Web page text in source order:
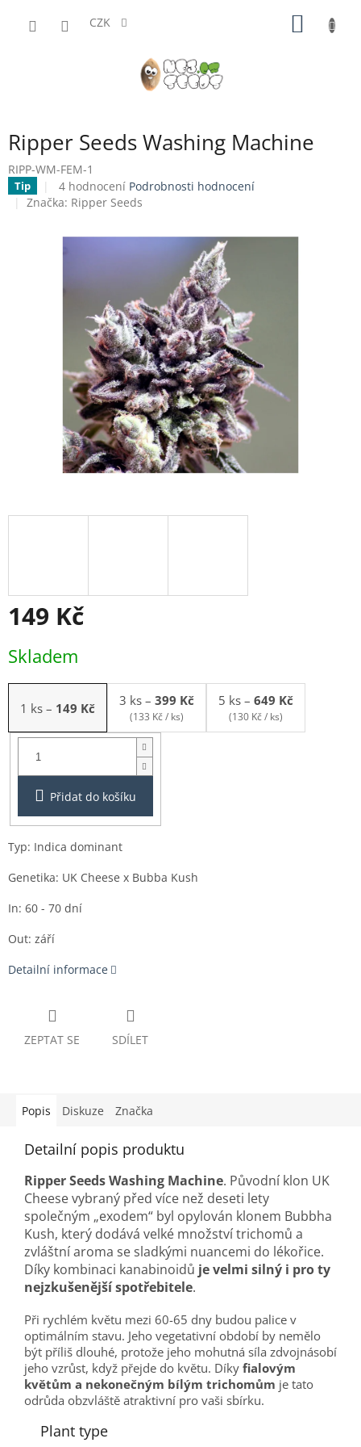
CZK
Ripper Seeds Washing Machine
RIPP-WM-FEM-1
Tip
Průměrné
hodnocení
hvězdiček.
4 hodnocení Podrobnosti hodnocení
Značka: Ripper Seeds
149 Kč
cena:
Skladem
1 ks – 149 Kč 3 ks – 399 Kč
(133 Kč / ks)
5 ks – 649 Kč
(130 Kč / ks)
Balení:
Přidat do košíku
Typ: Indica dominant
Genetika: UK Cheese x Bubba Kush
In: 60 - 70 dní
Out: září
Detailní informace
ZEPTAT SE SDÍLET
Popis Diskuze Značka
Detailní popis produktu
Ripper Seeds Washing Machine. Původní klon UK
Cheese vybraný před více než deseti lety
společným „exodem“ byl opylován klonem Bubbha
Kush, který dodává velké množství trichomů a
zvláštní aroma se sladkými nuancemi do lékořice.
Díky kombinaci kanabinoidů je velmi silný i pro ty
nejzkušenější spotřebitele.
Při rychlém květu mezi 60-65 dny budou palice v
optimálním stavu. Jeho vegetativní období by nemělo
být příliš dlouhé, protože jeho mohutná síla zdvojnásobí
jeho vzrůst, když přejde do květu. Díky fialovým
květům a nekonečným bílým trichomům je tato
odrůda obzvláště atraktivní pro vaši sbírku.
Plant type